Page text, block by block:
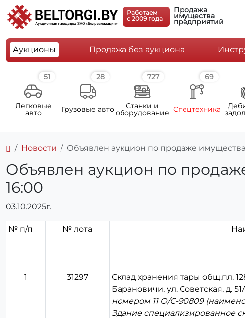
Работаем
c 2009 года
Продажа
имущества
предприятий
Аукционы Продажа без аукциона
51
Легковые
авто
28
Грузовые авто
727
Станки и
оборудование
69
Спецтехника
Новости Объявлен аукцион по продаже
Объявлен аукцион по
16:00
03.10.2025г.
№ п/п № лота
1 31297
Склад хранения тары общ.пл.
Барановичи, ул. Советская, д.
номером 11 О/С-90809
Здание специализированное